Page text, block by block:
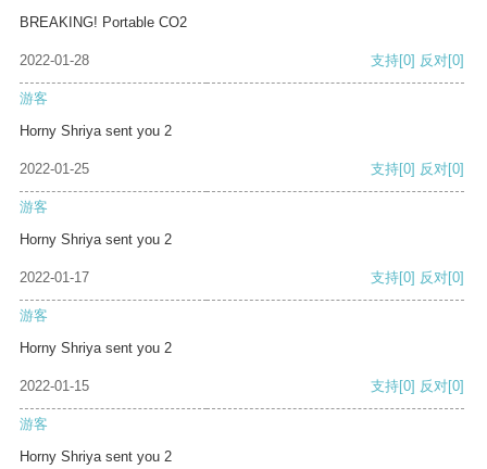
BREAKING! Portable CO2
2022-01-28 支持[0] 反对[0]
游客
Horny Shriya sent you 2
2022-01-25 支持[0] 反对[0]
游客
Horny Shriya sent you 2
2022-01-17 支持[0] 反对[0]
游客
Horny Shriya sent you 2
2022-01-15 支持[0] 反对[0]
游客
Horny Shriya sent you 2